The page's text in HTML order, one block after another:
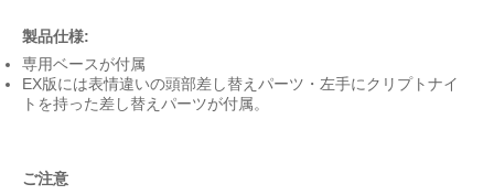
製品仕様:
専用ベースが付属
EX版には表情違いの頭部差し替えパーツ・左手にクリプトナイ
トを持った差し替えパーツが付属。
ご注意